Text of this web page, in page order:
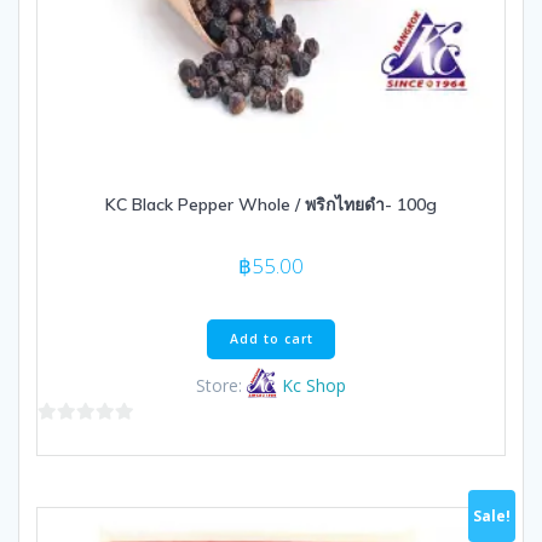
KC Black Pepper Whole / พริกไทยดำ- 100g
฿55.00
Add to cart
Store: Kc Shop
Sale!